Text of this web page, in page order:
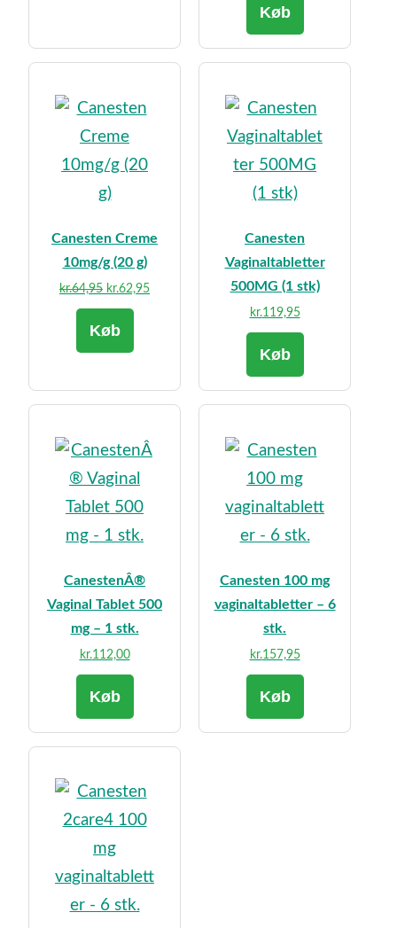
Køb
Canesten Creme
10mg/g (20 g)
kr.64,95 Den
oprindelige
pris
kr.62,95Den
Køb
Canesten
Vaginaltabletter
500MG (1 stk)
kr.119,95
Køb
CanestenÂ®
Vaginal Tablet 500
mg – 1 stk.
kr.112,00
Køb
Canesten 100 mg
vaginaltabletter – 6
stk.
kr.157,95
Køb